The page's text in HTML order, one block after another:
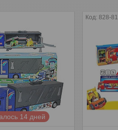
14 дней
828-81